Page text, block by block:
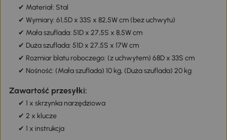
✔ Materiał: Stal
✔ Wymiary: 61,5D x 33S x 82,5W cm (bez uchwytu)
✔ Mała szuflada: 51D x 27,5S x 8,5W cm
✔ Duża szuflada: 51D x 27,5S x 17W cm
✔ Rozmiar blatu roboczego: (z uchwytem) 68D x 33S cm
✔ Nośność: (Mała szuflada) 10 kg, (Duża szuflada) 20 kg
Zawartość przesyłki:
✔ 1 x skrzynka narzędziowa
✔ 2 x klucze
✔ 1 x instrukcja